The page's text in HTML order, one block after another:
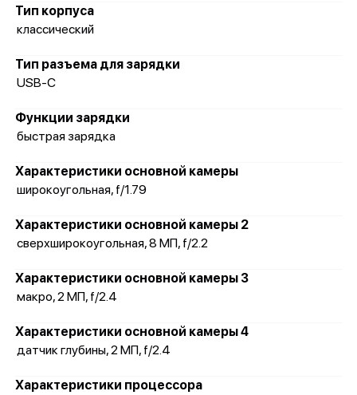
Тип корпуса
классический
Тип разъема для зарядки
USB-C
Функции зарядки
быстрая зарядка
Характеристики основной камеры
широкоугольная, f/1.79
Характеристики основной камеры 2
сверхширокоугольная, 8 МП, f/2.2
Характеристики основной камеры 3
макро, 2 МП, f/2.4
Характеристики основной камеры 4
датчик глубины, 2 МП, f/2.4
Характеристики процессора